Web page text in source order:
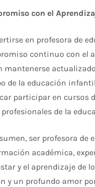
con el
en profesora de
continuo con el
mantenerse
de la educación
participar en cursos
de la
ser profesora
académica,
y el aprendizaje de
y un profundo amor